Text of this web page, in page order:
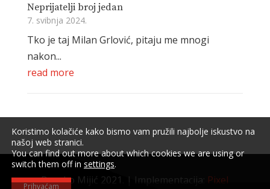
Neprijatelji broj jedan
7. svibnja 2024.
Tko je taj Milan Grlović, pitaju me mnogi
nakon...
read more
Branko Mijić 2021. | Implementacija: Pixel
Koristimo kolačiće kako bismo vam pružili najbolje iskustvo na
našoj web stranici.
You can find out more about which cookies we are using or
switch them off in settings.
Prihvaćam